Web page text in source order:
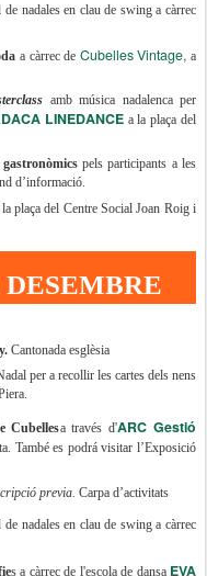
nadales en clau de swing a càrrec
a càrrec de Cubelles Vintage, a
amb música nadalenca per
LINEDANCE a la plaça del
pels participants a les
d’informació.
plaça del Centre Social Joan Roig i
Cantonada esglèsia
per a recollir les cartes dels nens
Cubellesa través d'ARC Gestió
També es podrá visitar l’Exposició
previa. Carpa d’activitats
nadales en clau de swing a càrrec
s a càrrec de l'escola de dansa EVA